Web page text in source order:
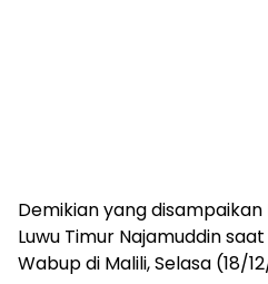
Demikian yang
Luwu Timur Najamuddin
Wabup di Malili, Selasa (18/